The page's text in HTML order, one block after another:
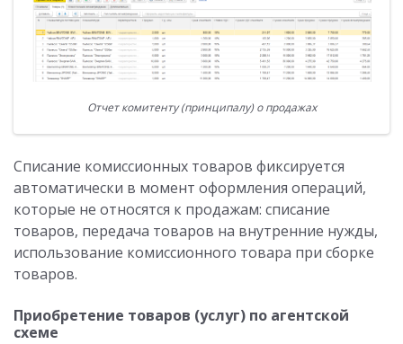
Отчет комитенту (принципалу) о продажах
Списание комиссионных товаров фиксируется
автоматически в момент оформления операций,
которые не относятся к продажам: списание
товаров, передача товаров на внутренние нужды,
использование комиссионного товара при сборке
товаров.
Приобретение товаров (услуг) по агентской
схеме